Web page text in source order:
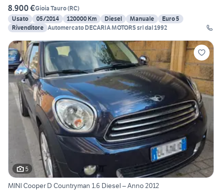
8.900 €Gioia Tauro(RC)
Usato
05/2014 120000 Km Diesel Manuale
Euro 5
Rivenditore Automercato DECARIA MOTORS srl dal 1992
5
MINI Cooper D Countryman 1.6 Diesel – Anno 2012